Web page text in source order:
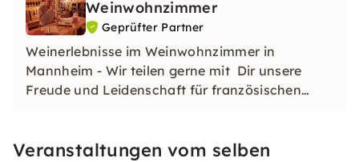
Weinwohnzimmer
Geprüfter Partner
Weinerlebnisse im Weinwohnzimmer in
Mannheim - Wir teilen gerne mit Dir unsere
Freude und Leidenschaft für französischen
vieles mehr.
Veranstaltungen vom selben